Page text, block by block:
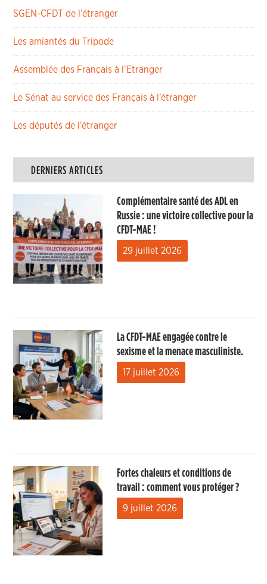
SGEN-CFDT de l’étranger
Les amiantés du Tripode
Assemblée des Français à l’Etranger
Le Sénat au service des Français à l’étranger
Les députés de l’étranger
DERNIERS ARTICLES
Complémentaire santé des ADL en
Russie : une victoire collective pour la
CFDT-MAE !
29 juillet 2026
La CFDT-MAE engagée contre le
sexisme et la menace masculiniste.
17 juillet 2026
Fortes chaleurs et conditions de
travail : comment vous protéger ?
9 juillet 2026